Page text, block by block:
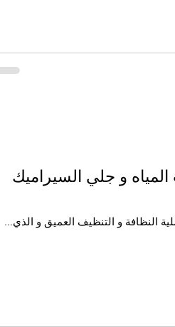
و جلي السيراميك
النظافة و التنظيف العميق و الذي...